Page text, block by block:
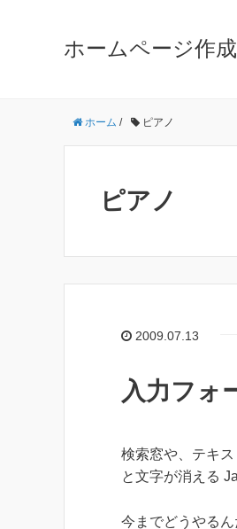
ホームページ作
ホーム / ピアノ
ピアノ
2009.07.13
入力フォ
検索窓や、テキ
と文字が消える
今までどうやる